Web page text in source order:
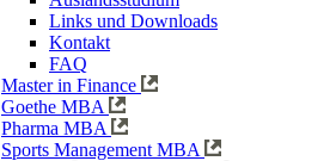
Links und Downloads
Kontakt
FAQ
Master in Finance
Goethe MBA
Pharma MBA
Sports Management MBA